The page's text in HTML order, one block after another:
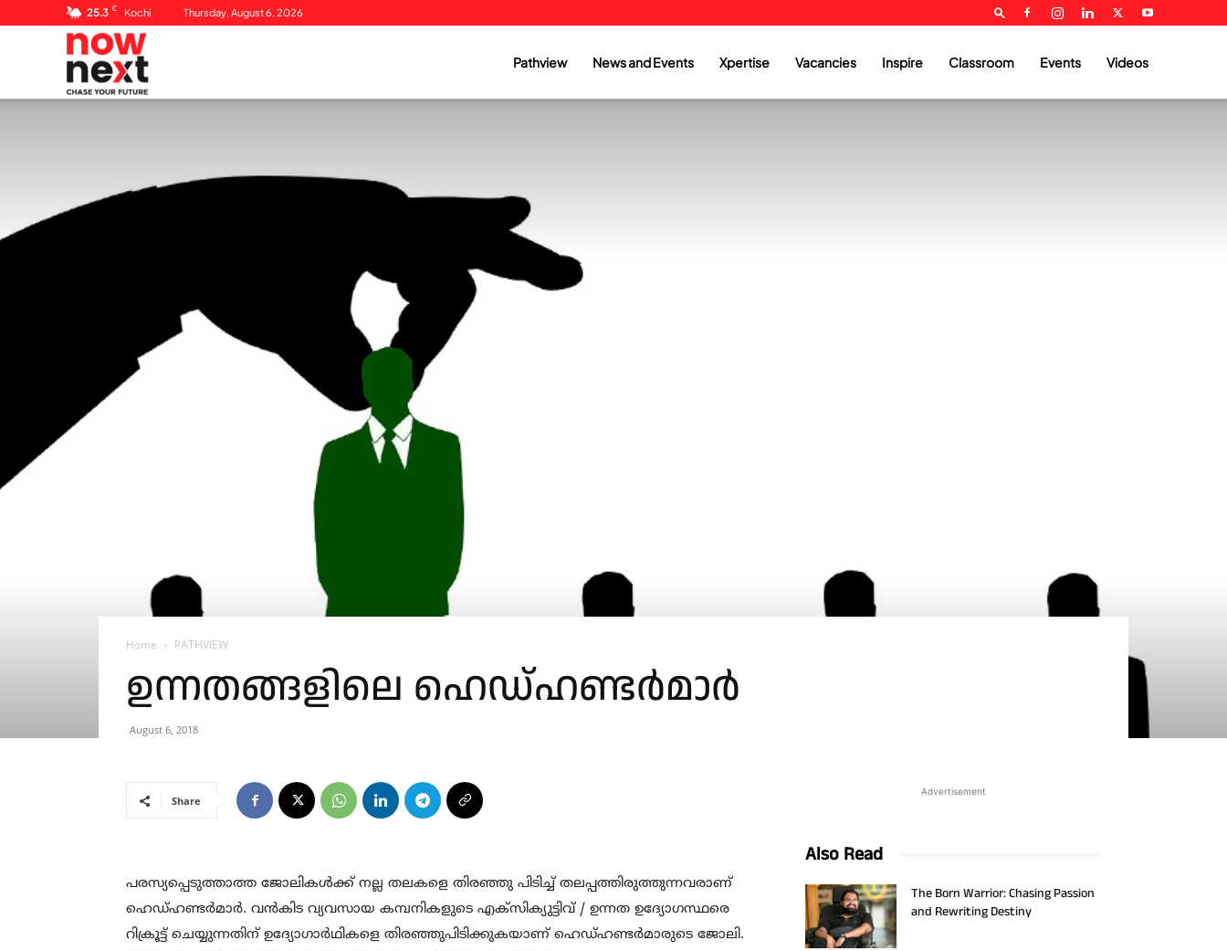
25.3 C Kochi Thursday, August 6, 2026
Pathview News and Events Xpertise Vacancies Inspire Classroom Events Videos
Home PATHVIEW
ഉന്നതങ്ങളിലെ ഹെഡ്ഹണ്ടർമാർ
August 6, 2018
Share
പരസ്യപ്പെടുത്താത്ത ജോലികൾക്ക് നല്ല തലകളെ തിരഞ്ഞു പിടിച്ച് തലപ്പത്തിരുത്തുന്നവരാണ്
ഹെഡ്ഹണ്ടർമാർ. വൻകിട വ്യവസായ കമ്പനികളുടെ എക്സിക്യുട്ടിവ് / ഉന്നത ഉദ്യോഗസ്ഥരെ
റിക്രൂട്ട് ചെയ്യുന്നതിന് ഉദ്യോഗാർഥികളെ തിരഞ്ഞുപിടിക്കുകയാണ് ഹെഡ്ഹണ്ടർമാരുടെ ജോലി.
Advertisement
Also Read
The Born Warrior: Chasing Passion
and Rewriting Destiny